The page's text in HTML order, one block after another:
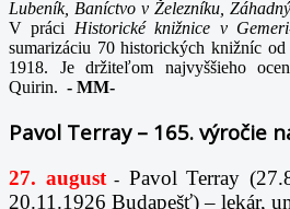
Lubeník, Baníctvo v Železníku,
V práci Historické knižnice v
sumarizáciu 70 historických knižníc
1918. Je držiteľom najvyššieho
Quirin. - MM-
Pavol Terray – 165. výročie
27. august- Pavol Terray
20.11.1926 Budapešť) – lekár,